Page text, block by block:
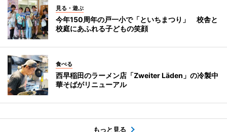
見る・遊ぶ
今年150周年の戸一小で「といちまつり」 校舎と
校庭にあふれる子どもの笑顔
食べる
西早稲田のラーメン店「Zweiter Läden」の冷製中
華そばがリニューアル
もっと見る